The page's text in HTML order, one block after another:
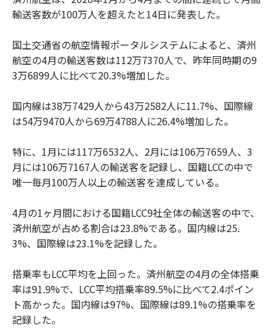
輸送客数が100万人を超えたと14日に発表した。
国土交通省の航空情報ポータルシステムによると、済州
航空の4月の輸送客数は112万7370人で、昨年同時期の9
3万6899人に比べて20.3%増加した。
国内線は38万7429人から43万2582人に11.7%、国際線
は54万9470人から69万4788人に26.4%増加した。
特に、1月には117万6532人、2月には106万7659人、3
月には106万7167人の輸送客を記録し、国籍LCCの中で
唯一毎月100万人以上の輸送客を達成している。
4月の1ヶ月間における国籍LCC9社全体の輸送客の中で、
済州航空が占める割合は23.8%である。国内線は25.
3%、国際線は23.1%を記録した。
搭乗率もLCC平均を上回った。済州航空の4月の全体搭乗
率は91.9%で、LCC平均搭乗率89.5%に比べて2.4ポイン
ト高かった。国内線は97%、国際線は89.1%の搭乗率を
記録した。